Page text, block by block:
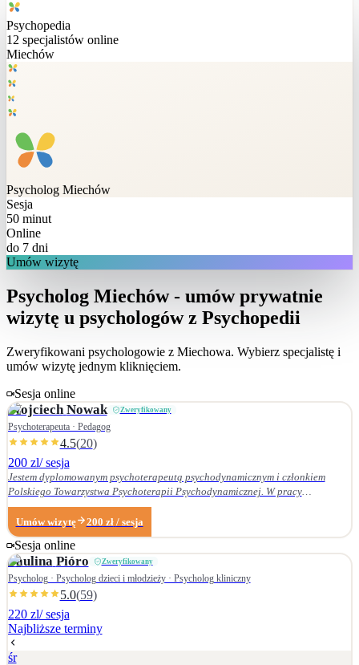
Psychopedia
12 specjalistów online
Miechów
Psycholog Miechów
Sesja
50 minut
Online
do 7 dni
Umów wizytę
Psycholog Miechów - umów prywatnie
wizytę u psychologów z Psychopedii
Zweryfikowani psychologowie z Miechowa. Wybierz specjalistę i
umów wizytę jednym kliknięciem.
Sesja online
Wojciech Nowak Zweryfikowany
Psychoterapeuta · Pedagog
4.5(20)
200 zl/ sesja
Jestem dyplomowanym psychoterapeutą psychodynamicznym i członkiem
Polskiego Towarzystwa Psychoterapii Psychodynamicznej. W pracy
terapeutycznej wnikliwie słucham pacjenta i podążam za jego narracją. Moje
zainteresowania zawodowe obejmują przede wszystkim: • psychoterapię
zaburzeń osobowości, • zaburzenia nerwicowe i lękowe, • problematykę relacji
małżeńskich i rodzinnych. Nie zajmuję się terapią uzależnień. Ukończyłem
Wydział Nauk Pedagogicznych Dolnośląskiej Szkoły Wyższej we Wrocławiu —
w 2007 r. studia licencjackie (pedagogika rodzinna), a w 2009 r. magisterskie
(resocjalizacja). W 2016 r. ukończyłem czteroletnie szkolenie z psychoterapii
psychodynamicznej w Krakowskim Centrum Psychodynamicznym, a w styczniu
2020 r. uzyskałem dyplom psychoterapeuty psychodynamicznego. Od
ukończenia szkoły psychoterapii regularnie uczestniczę w konferencjach
naukowych organizowanych przez Polskie Towarzystwo Psychoterapii
Umów wizytę 200 zł / sesja
Sesja online
Paulina Pióro Zweryfikowany
Psycholog · Psycholog dzieci i młodzieży · Psycholog kliniczny
5.0(59)
220 zl/ sesja
Najbliższe terminy
śr